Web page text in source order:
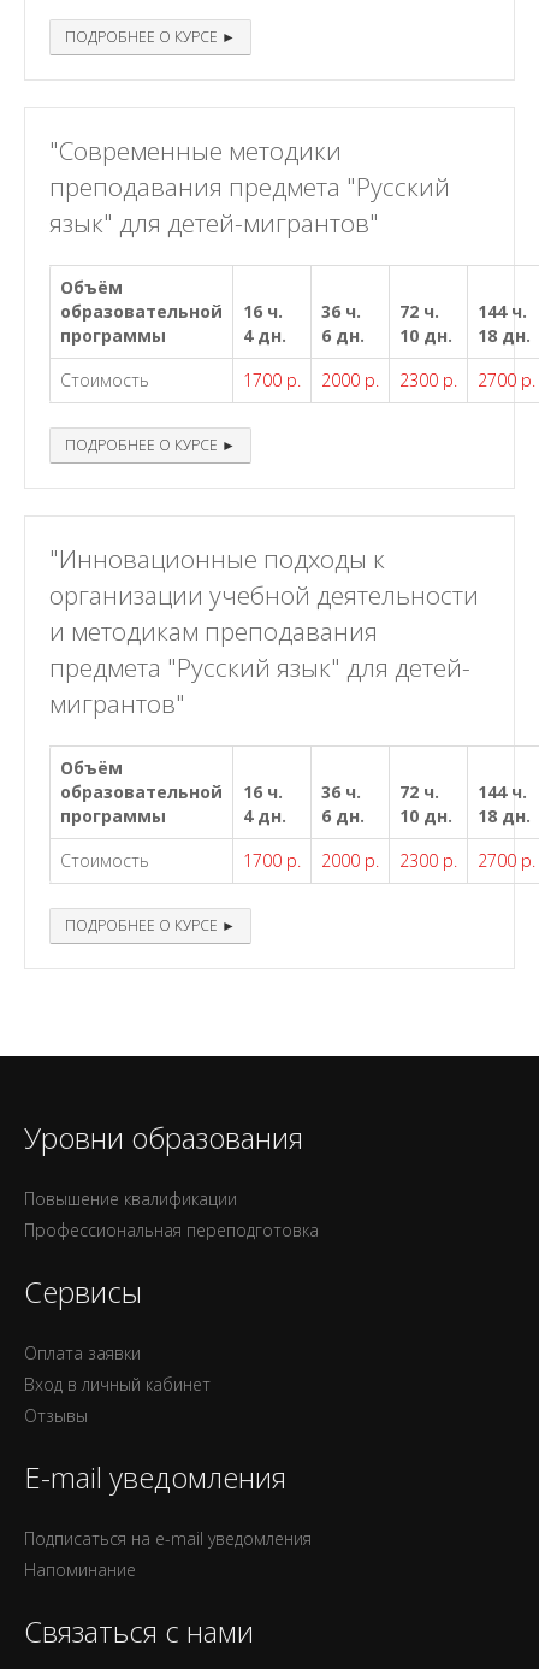
ПОДРОБНЕЕ О КУРСЕ ►
"Современные методики
преподавания предмета "Русский
язык" для детей-мигрантов"
Объём
образовательной
программы
16 ч.
4 дн.
36 ч.
6 дн.
72 ч.
10 дн.
144 ч.
18 дн.
Стоимость
1700 р. 2000 р. 2300 р. 2700 р.
ПОДРОБНЕЕ О КУРСЕ ►
"Инновационные подходы к
организации учебной деятельности
и методикам преподавания
предмета "Русский язык" для детей-
мигрантов"
Объём
образовательной
программы
16 ч.
4 дн.
36 ч.
6 дн.
72 ч.
10 дн.
144 ч.
18 дн.
Стоимость
1700 р. 2000 р. 2300 р. 2700 р.
ПОДРОБНЕЕ О КУРСЕ ►
Уровни образования
Повышение квалификации
Профессиональная переподготовка
Сервисы
Оплата заявки
Вход в личный кабинет
Отзывы
E-mail уведомления
Подписаться на e-mail уведомления
Напоминание
Связаться с нами